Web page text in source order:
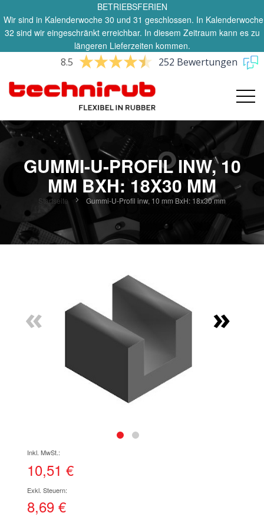
BETRIEBSFERIEN
Wir sind in Kalenderwoche 30 und 31 geschlossen. In Kalenderwoche
32 sind wir eingeschränkt erreichbar. In diesem Zeitraum kann es zu
längeren Lieferzeiten kommen.
8.5 252 Bewertungen
GUMMI-U-PROFIL INW, 10
MM BXH: 18X30 MM
Startseite Gummi-U-Profil inw, 10 mm BxH: 18x30 mm
springen
« »
der
Bildgalerie
10,51 €
8,69 €